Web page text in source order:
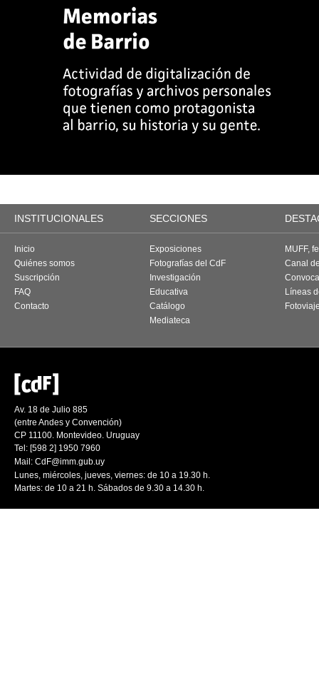
INSTITUCIONALES SECCIONES
Inicio
Quiénes somos
Suscripción
FAQ
Contacto
Exposiciones
Fotografías del CdF
Investigación
Educativa
Catálogo
Mediateca
MUFF,
Canal
Líneas
Av. 18 de Julio 885
(entre Andes y Convención)
CP 11100. Montevideo. Uruguay
Tel: [598 2] 1950 7960
Mail: CdF@imm.gub.uy
Lunes, miércoles, jueves, viernes: de 10 a 19.30 h.
Martes: de 10 a 21 h. Sábados de 9.30 a 14.30 h.